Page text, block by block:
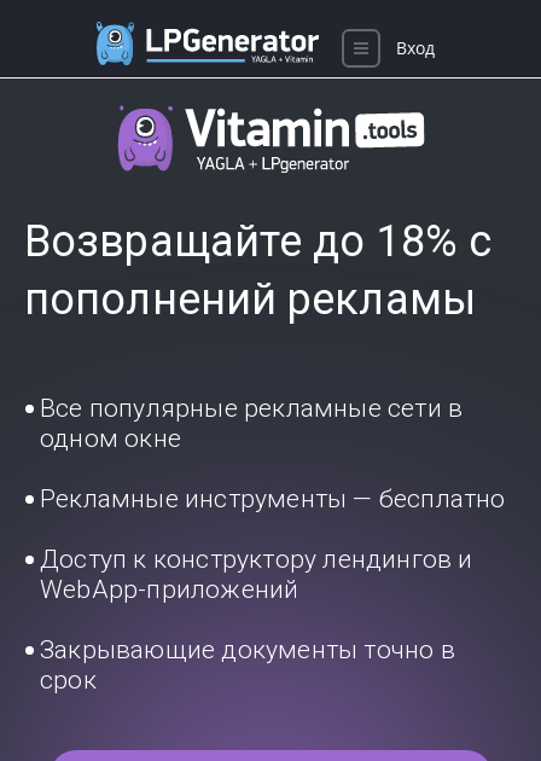
Возвращайте до 18% с
пополнений рекламы
Все популярные рекламные сети в
одном окне
Рекламные инструменты — бесплатно
Доступ к конструктору лендингов и
WebApp-приложений
Закрывающие документы точно в
срок
Вход